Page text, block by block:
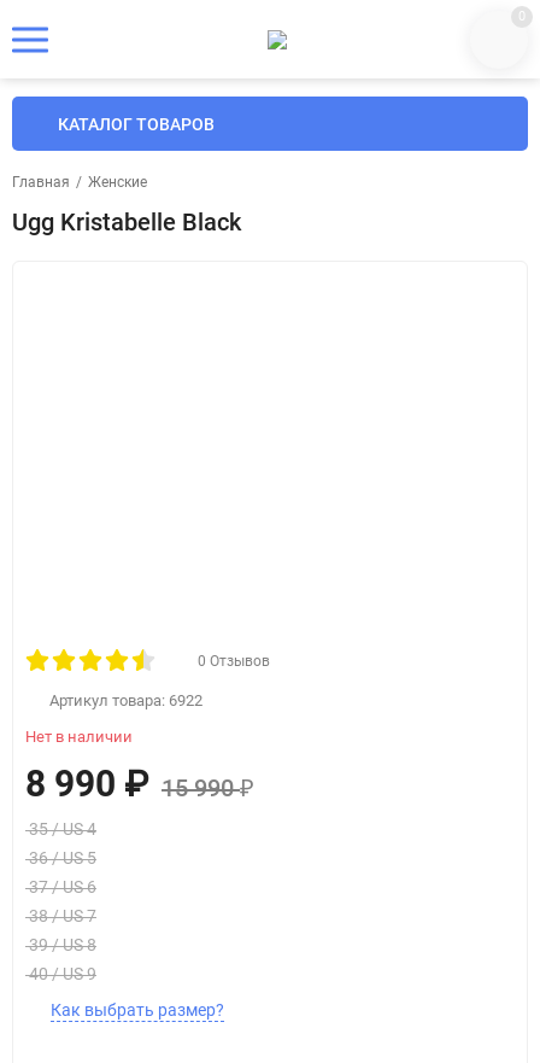
0
КАТАЛОГ ТОВАРОВ
Главная / Женские
Ugg Kristabelle Black
0 Отзывов
Артикул товара: 6922
Нет в наличии
8 990 ₽ 15 990₽
35 / US 4
36 / US 5
37 / US 6
38 / US 7
39 / US 8
40 / US 9
Как выбрать размер?